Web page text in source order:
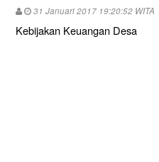
31 Januari 2017 19:20:52 WITA
Kebijakan Keuangan Desa